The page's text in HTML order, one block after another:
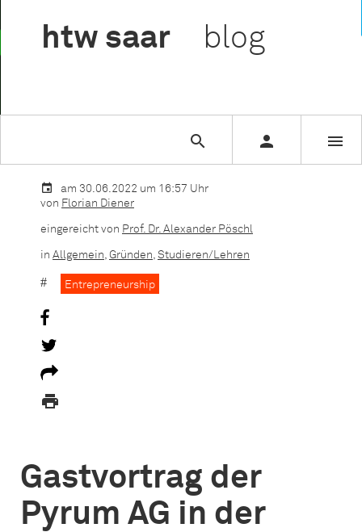
htw saar blog
  
Gastvortrag der Pyrum AG in der
am 30.06.2022 um 16:57 Uhr
von Florian Diener
eingereicht von Prof. Dr. Alexander Pöschl
in Allgemein, Gründen, Studieren/Lehren
Entrepreneurship

Gastvortrag der
Pyrum AG in der